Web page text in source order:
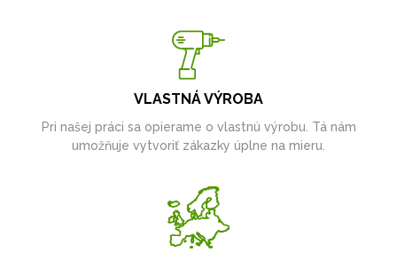
VLASTNÁ VÝROBA
Pri našej práci sa opierame o vlastnú výrobu. Tá nám
umožňuje vytvoriť zákazky úplne na mieru.